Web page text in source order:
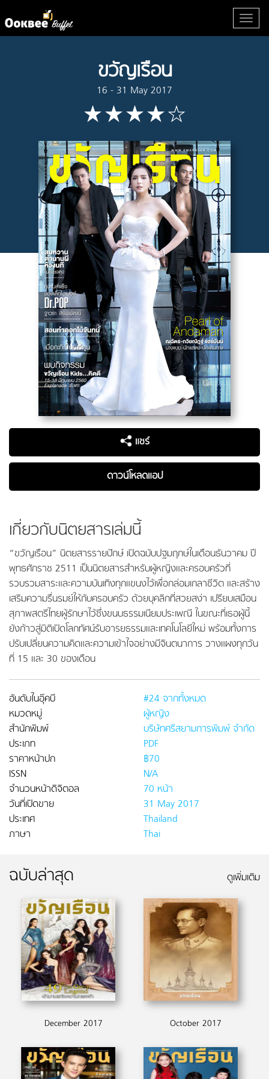
ขวัญเรือน
16 - 31 May 2017
แชร์
ดาวน์โหลดแอป
เกี่ยวกับนิตยสารเล่มนี้
“ขวัญเรือน” นิตยสารรายปักษ์ เปิดฉบับปฐมฤกษ์ในเดือนธันวาคม ปี
พุทธศักราช 2511 เป็นนิตยสารสำหรับผู้หญิงและครอบครัวที่
รวบรวมสาระและความบันเทิงทุกแขนงไว้เพื่อกล่อมเกลาชีวิต และสร้าง
เสริมความรื่นรมย์ให้กับครอบครัว ด้วยบุคลิกที่สวยสง่า เปรียบเสมือน
สุภาพสตรีไทยผู้รักษาไว้ซึ่งขนบธรรมเนียมประเพณี ในขณะที่เธอผู้นี้
ยังก้าวสู่มิติเปิดโลกทัศน์รับอารยธรรมและเทคโนโลยีใหม่ พร้อมทั้งการ
ปรับเปลี่ยนความคิดและความเข้าใจอย่างมีจินตนาการ วางแผงทุกวัน
ที่ 15 และ 30 ของเดือน
อันดับในอุ๊คบี
#24 จากทั้งหมด
หมวดหมู่
ผู้หญิง
สำนักพิมพ์
บริษัทศรีสยามการพิมพ์ จำกัด
ประเภท
PDF
ราคาหน้าปก
฿70
ISSN
N/A
จำนวนหน้าดิจิตอล
70 หน้า
วันที่เปิดขาย
31 May 2017
ประเทศ
Thailand
ภาษา
Thai
ฉบับล่าสุด ดูเพิ่มเติม
December 2017 October 2017